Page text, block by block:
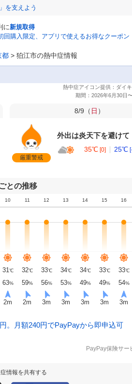
を支えよう
に新規取得
回購入限定、アプリで使えるお得なクーポン
都 > 狛江市の熱中症情報
8/9（ 日 ）
厳重警戒
外出は炎天下を避けて
35℃ [0] 25℃
との推移
10 11 12 13 14 15 16
31℃ 32℃ 33℃ 34℃ 34℃ 33℃ 33℃
63% 59% 56% 53% 49% 49% 54%
2m 2m 3m 3m 3m 3m 3m
。月額240円でPayPayから即申込可
PayPay保険サー
情報を共有する